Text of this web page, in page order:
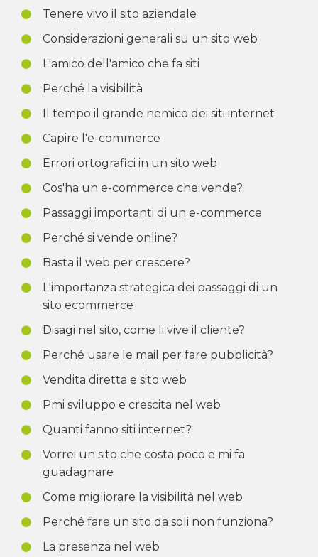
Tenere vivo il sito aziendale
Considerazioni generali su un sito web
L'amico dell'amico che fa siti
Perché la visibilità
Il tempo il grande nemico dei siti internet
Capire l'e-commerce
Errori ortografici in un sito web
Cos'ha un e-commerce che vende?
Passaggi importanti di un e-commerce
Perché si vende online?
Basta il web per crescere?
L'importanza strategica dei passaggi di un
sito ecommerce
Disagi nel sito, come li vive il cliente?
Perché usare le mail per fare pubblicità?
Vendita diretta e sito web
Pmi sviluppo e crescita nel web
Quanti fanno siti internet?
Vorrei un sito che costa poco e mi fa
guadagnare
Come migliorare la visibilità nel web
Perché fare un sito da soli non funziona?
La presenza nel web